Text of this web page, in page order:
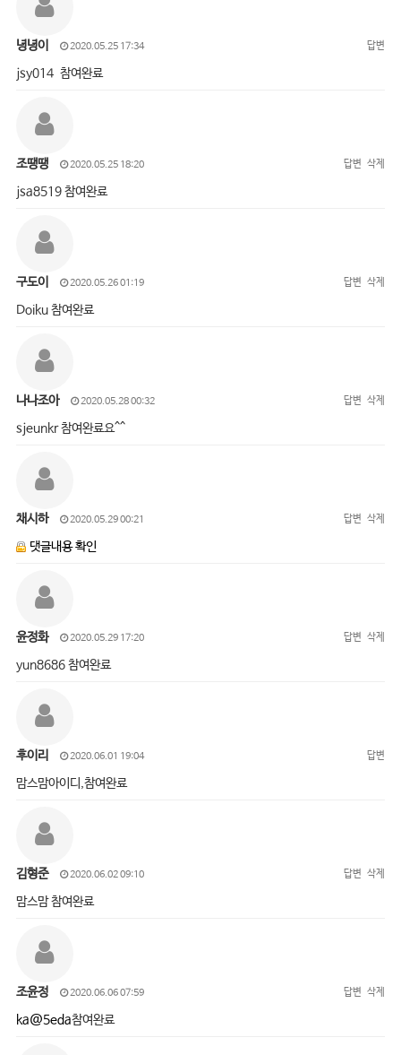
녕녕이 2020.05.25 17:34 답변
jsy014 참여완료
조땡땡 2020.05.25 18:20 답변 삭제
jsa8519 참여완료
구도이 2020.05.26 01:19 답변 삭제
Doiku 참여완료
나나조아 2020.05.28 00:32 답변 삭제
sjeunkr 참여완료요^^
채시하 2020.05.29 00:21 답변 삭제
댓글내용 확인
윤정화 2020.05.29 17:20 답변 삭제
yun8686 참여완료
후이리 2020.06.01 19:04 답변
맘스맘아이디,참여완료
김형준 2020.06.02 09:10 답변 삭제
맘스맘 참여완료
조윤정 2020.06.06 07:59 답변 삭제
ka@5eda참여완료